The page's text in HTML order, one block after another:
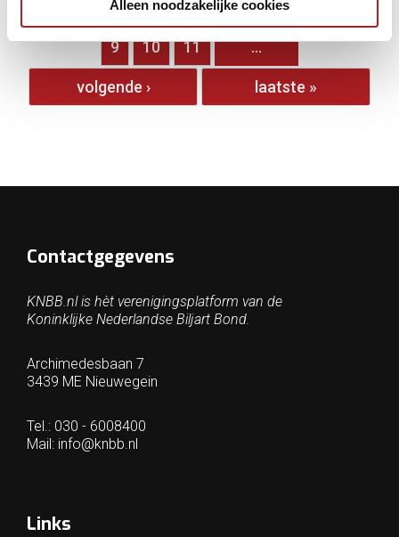
Alleen noodzakelijke cookies
3 4 5 6 7
9 10 11 …
volgende › laatste »
Contactgegevens
KNBB.nl is hèt verenigingsplatform van de
Koninklijke Nederlandse Biljart Bond.
Archimedesbaan 7
3439 ME Nieuwegein
Tel.: 030 - 6008400
Mail: info@knbb.nl
Links